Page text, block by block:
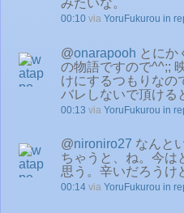
みたいな。
00:10 via YoruFukurou in
@onarapooh とにか
の物語ですので^^;;
けにするつもりなの
バレしないで頂ける
00:13 via YoruFukurou in
@nironiro27 なんと
ちゃうと、ね。今は
思う。辛いだろうけ
00:14 via YoruFukurou in